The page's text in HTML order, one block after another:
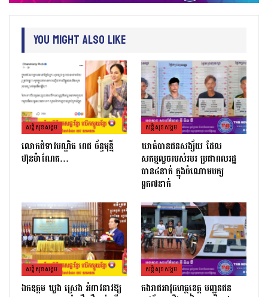
You Might Also Like
សន្តិសុខសង្គម
លោកជំទាវបណ្ឌិត ពេជ ច័ន្ទមុន្នី
ហ៊ុនម៉ាណែត…
សន្តិសុខសង្គម
ឃាត់បានជនសង្ស័យ ដែល
សកម្មលួចរបស់របរ ប្រជាពលរដ្ឋ
បាន៤នាក់ ក្នុងចំណោមបក្ស
ពួក៧នាក់
សន្តិសុខសង្គម
ឯកឧត្ដម ឃួង ស្រេង អំពាវនាវឱ្យ
សន្តិសុខសង្គម
កងរាជឣាវុធហត្ថខេត្ត បញ្ជូនជន